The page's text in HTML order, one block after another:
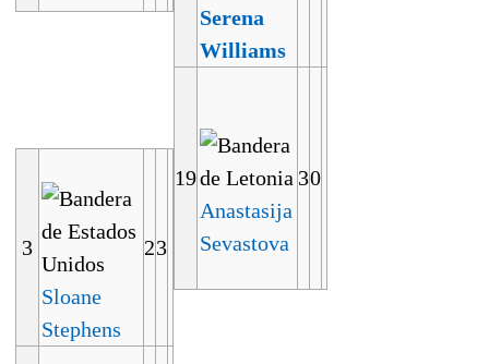
Serena
Williams
19
Anastasija
Sevastova
30
3
Sloane
Stephens
23